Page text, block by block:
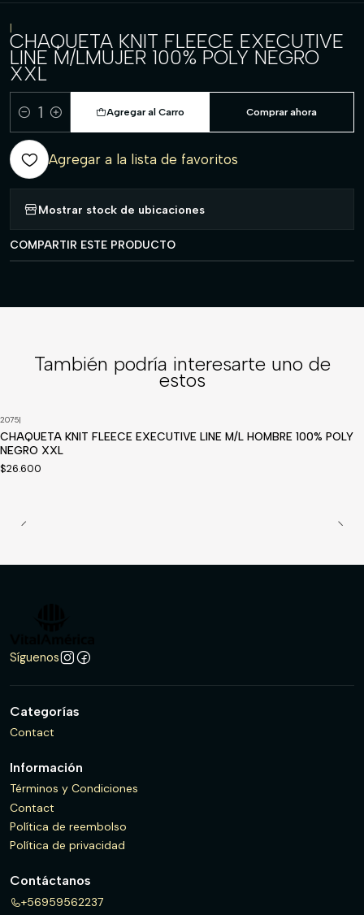
|
CHAQUETA KNIT FLEECE EXECUTIVE
LINE M/LMUJER 100% POLY NEGRO
XXL
Cantidad
Agregar al Carro Comprar ahora
Agregar a la lista de favoritos
Mostrar stock de ubicaciones
COMPARTIR ESTE PRODUCTO
También podría interesarte uno de
estos
2075|
CHAQUETA KNIT FLEECE EXECUTIVE LINE M/L HOMBRE 100% POLY
NEGRO XXL
$26.600
Síguenos
Categorías
Contact
Información
Términos y Condiciones
Contact
Política de reembolso
Política de privacidad
Contáctanos
+56959562237